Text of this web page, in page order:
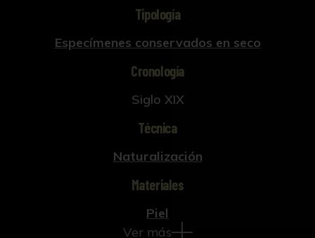
Tipología
Especímenes conservados en seco
Cronología
Siglo XIX
Técnica
Naturalización
Materiales
Piel
Ver más